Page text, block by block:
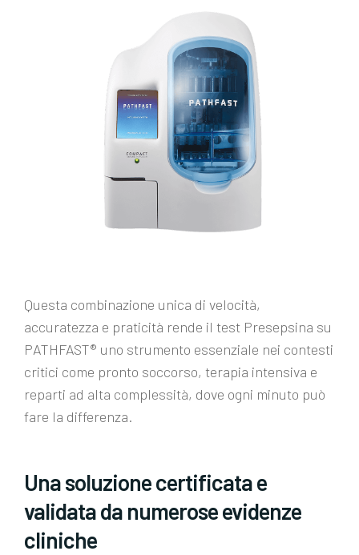
Questa combinazione unica di velocità,
accuratezza e praticità rende il test Presepsina su
PATHFAST® uno strumento essenziale nei contesti
critici come pronto soccorso, terapia intensiva e
reparti ad alta complessità, dove ogni minuto può
fare la differenza.
Una soluzione certificata e
validata da numerose evidenze
cliniche